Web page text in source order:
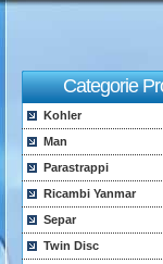
Categorie
Kohler
Man
Parastrappi
Ricambi Yanmar
Separ
Twin Disc